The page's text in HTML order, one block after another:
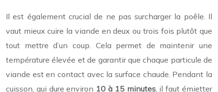
Il est également crucial de ne pas surcharger la poêle. Il
vaut mieux cuire la viande en deux ou trois fois plutôt que
tout mettre d’un coup. Cela permet de maintenir une
température élevée et de garantir que chaque particule de
viande est en contact avec la surface chaude. Pendant la
cuisson, qui dure environ 10 à 15 minutes, il faut émietter